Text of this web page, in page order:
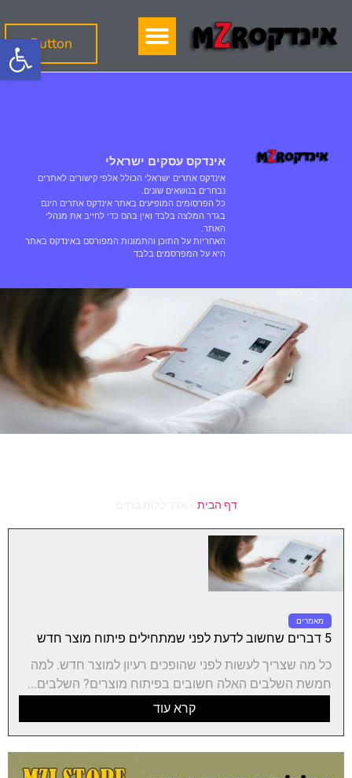
Button
אינדקס עסקים ישראלי
אינדקס אתרים ישראלי הכולל אלפי קישורים לאתרים
נבחרים בנושאים שונים.
כל הפרסומים המופיעים באתר אינדקס אתרים הינם
בגדר המלצה בלבד ואין בהם כדי לחייב את מנהלי
האתר.
האחריות על התוכן והתמונות המפורסם באינדקס באתר
היא על המפרסמים בלבד
דף הבית
מאמרים
5 דברים שחשוב לדעת לפני שמתחילים פיתוח מוצר חדש
כל מה שצריך לעשות לפני שהופכים רעיון למוצר חדש. למה
חמשת השלבים האלה חשובים בפיתוח מוצרים? השלבים...
קרא עוד